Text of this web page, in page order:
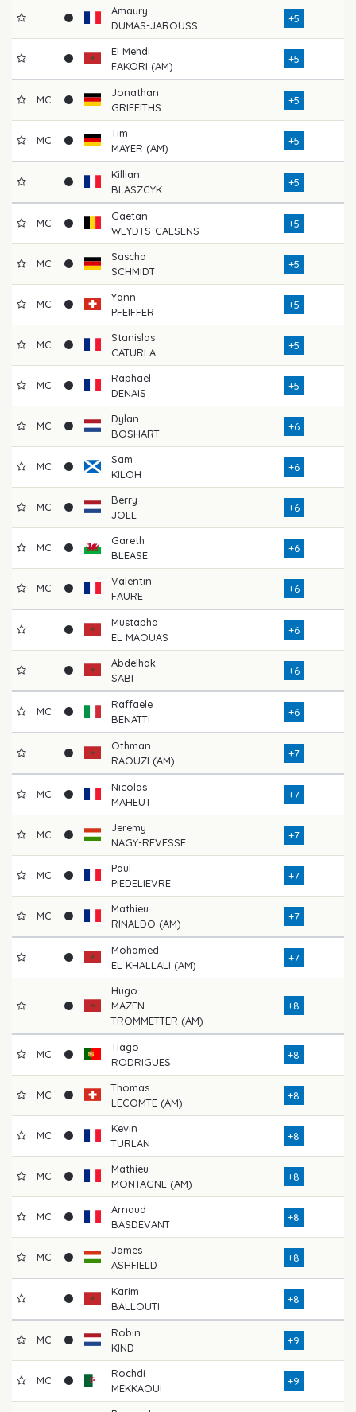
Amaury
DUMAS-JAROUSS
+5
El Mehdi
FAKORI (AM)
+5
MC
Jonathan
GRIFFITHS
+5
MC
Tim
MAYER (AM)
+5
Killian
BLASZCYK
+5
MC
Gaetan
WEYDTS-CAESENS
+5
MC
Sascha
SCHMIDT
+5
MC
Yann
PFEIFFER
+5
MC
Stanislas
CATURLA
+5
MC
Raphael
DENAIS
+5
MC
Dylan
BOSHART
+6
MC
Sam
KILOH
+6
MC
Berry
JOLE
+6
MC
Gareth
BLEASE
+6
MC
Valentin
FAURE
+6
Mustapha
EL MAOUAS
+6
Abdelhak
SABI
+6
MC
Raffaele
BENATTI
+6
Othman
RAOUZI (AM)
+7
MC
Nicolas
MAHEUT
+7
MC
Jeremy
NAGY-REVESSE
+7
MC
Paul
PIEDELIEVRE
+7
MC
Mathieu
RINALDO (AM)
+7
Mohamed
EL KHALLALI (AM)
+7
Hugo
MAZEN
TROMMETTER (AM)
+8
MC
Tiago
RODRIGUES
+8
MC
Thomas
LECOMTE (AM)
+8
MC
Kevin
TURLAN
+8
MC
Mathieu
MONTAGNE (AM)
+8
MC
Arnaud
BASDEVANT
+8
MC
James
ASHFIELD
+8
Karim
BALLOUTI
+8
MC
Robin
KIND
+9
MC
Rochdi
MEKKAOUI
+9